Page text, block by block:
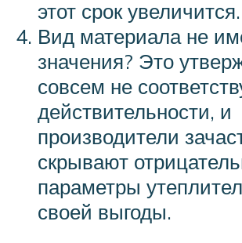
этот срок увеличится.
Вид материала не
значения? Это
совсем не
действительности, и
производители
скрывают
параметры
своей выгоды.